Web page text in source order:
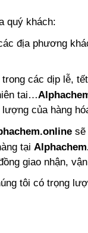
quý khách:
địa phương
các dịp lễ,
tai…
của hàng
sẽ
tại
giao nhận,
tôi có trọng